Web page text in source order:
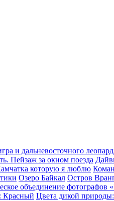
и дальневосточного
Пейзаж за окном поезда
которую я люблю
Озеро Байкал Остров
объединение фотографов
Красный Цвета дикой